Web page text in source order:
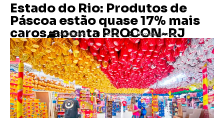
Estado do Rio: Produtos de
Páscoa estão quase 17% mais
caros, aponta PROCON-RJ
24/03/2026 08:00 Noroeste Informa